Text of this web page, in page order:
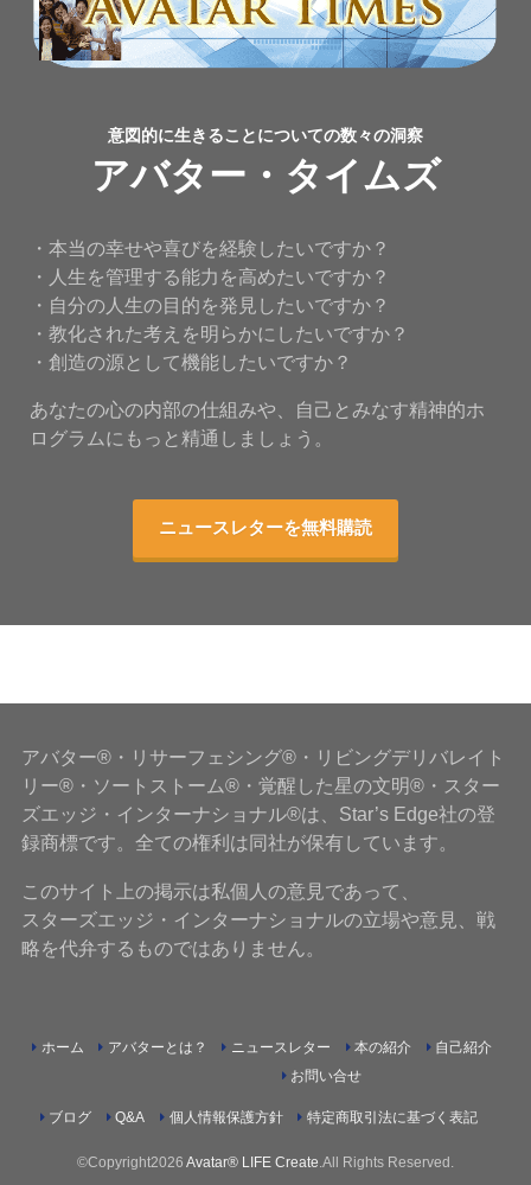
意図的に生きることについての数々の洞察
アバター・タイムズ
・本当の幸せや喜びを経験したいですか？
・人生を管理する能力を高めたいですか？
・自分の人生の目的を発見したいですか？
・教化された考えを明らかにしたいですか？
・創造の源として機能したいですか？
あなたの心の内部の仕組みや、自己とみなす精神的ホ
ログラムにもっと精通しましょう。
ニュースレターを無料購読
アバター®・リサーフェシング®・リビングデリバレイト
リー®・ソートストーム®・覚醒した星の文明®・スター
ズエッジ・インターナショナル®は、Star’s Edge社の登
録商標です。全ての権利は同社が保有しています。
このサイト上の掲示は私個人の意見であって、
スターズエッジ・インターナショナルの立場や意見、戦
略を代弁するものではありません。
ホーム アバターとは？ ニュースレター 本の紹介 自己紹介
ブログ Q&A
お問い合せ
個人情報保護方針 特定商取引法に基づく表記
©Copyright2026 Avatar® LIFE Create .All Rights Reserved.